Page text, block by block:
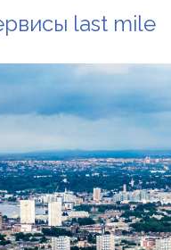
last mile